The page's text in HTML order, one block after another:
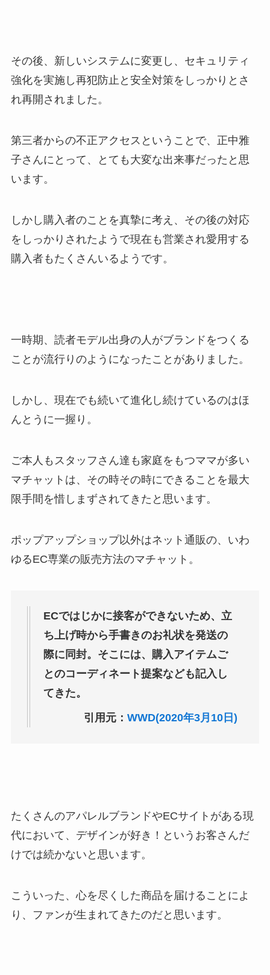
その後、新しいシステムに変更し、セキュリティ
強化を実施し再犯防止と安全対策をしっかりとさ
れ再開されました。
第三者からの不正アクセスということで、正中雅
子さんにとって、とても大変な出来事だったと思
います。
しかし購入者のことを真摯に考え、その後の対応
をしっかりされたようで現在も営業され愛用する
購入者もたくさんいるようです。
一時期、読者モデル出身の人がブランドをつくる
ことが流行りのようになったことがありました。
しかし、現在でも続いて進化し続けているのはほ
んとうに一握り。
ご本人もスタッフさん達も家庭をもつママが多い
マチャットは、その時その時にできることを最大
限手間を惜しまずされてきたと思います。
ポップアップショップ以外はネット通販の、いわ
ゆるEC専業の販売方法のマチャット。
ECではじかに接客ができないため、立
ち上げ時から手書きのお礼状を発送の
際に同封。そこには、購入アイテムご
とのコーディネート提案なども記入し
てきた。
引用元：WWD(2020年3月10日)
たくさんのアパレルブランドやECサイトがある現
代において、デザインが好き！というお客さんだ
けでは続かないと思います。
こういった、心を尽くした商品を届けることによ
り、ファンが生まれてきたのだと思います。